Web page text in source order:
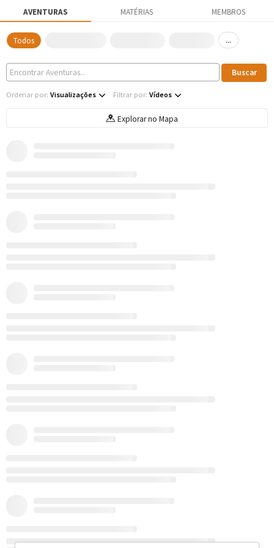
AVENTURAS MATÉRIAS MEMBROS
Todos ...
Ordenar por: Visualizações Filtrar por: Vídeos
Explorar no Mapa